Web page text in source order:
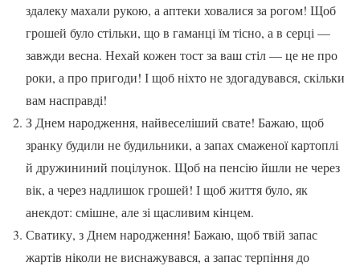
здалеку махали рукою, а аптеки ховалися за рогом! Щоб
грошей було стільки, що в гаманці їм тісно, а в серці —
завжди весна. Нехай кожен тост за ваш стіл — це не про
роки, а про пригоди! І щоб ніхто не здогадувався, скільки
вам насправді!
З Днем народження, найвеселіший свате! Бажаю, щоб
зранку будили не будильники, а запах смаженої картоплі
й дружининий поцілунок. Щоб на пенсію йшли не через
вік, а через надлишок грошей! І щоб життя було, як
анекдот: смішне, але зі щасливим кінцем.
Сватику, з Днем народження! Бажаю, щоб твій запас
жартів ніколи не виснажувався, а запас терпіння до